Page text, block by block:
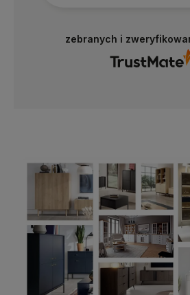
zebranych i